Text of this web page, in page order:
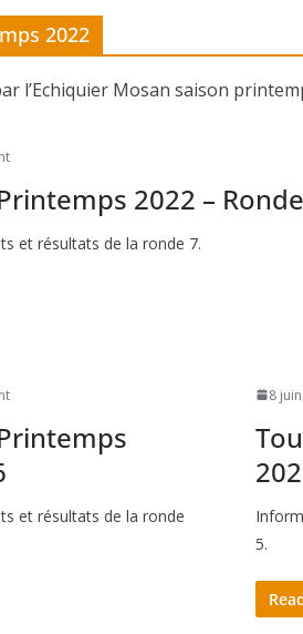
2022
l’Echiquier Mosan saison
2022 –
et résultats de la ronde 7.
et résultats de la ronde
8
5.